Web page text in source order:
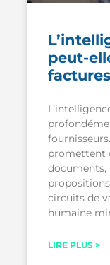
peut-
promettent
documents,
circuits de
humaine
LIRE PLUS >